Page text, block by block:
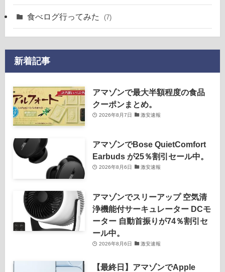
食べログ行ってみた (7)
新着記事
アマゾンで最大半額程度の食品
クーポンまとめ。
2026年8月7日 激安速報
アマゾンでBose QuietComfort
Earbuds が25％割引セール中。
2026年8月6日 激安速報
アマゾンでスリーアップ 空気清
浄機能付サーキュレーター DCモ
ーター 自動首振りが74％割引セ
ール中。
2026年8月6日 激安速報
【最終日】アマゾンでApple